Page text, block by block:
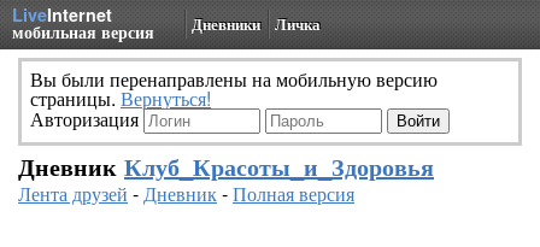
LiveInternet
мобильная версия Дневники Личка
Вы были перенаправлены на мобильную версию
страницы. Вернуться!
Авторизация
Дневник Клуб_Красоты_и_Здоровья
Лента друзей -Дневник-Полная версия